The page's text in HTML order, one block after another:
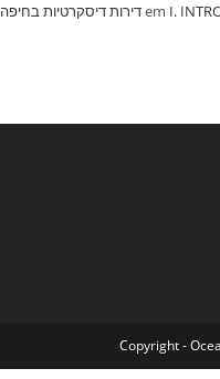
‏דירות דיסקרטיות בחיפהem I.
Copyright -